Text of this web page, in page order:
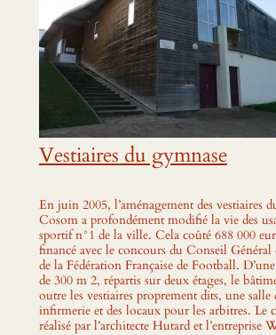
Vestiaires du gymnase
En juin 2005, l’aménagement des vestiaires
Cosom a profondément modifié la vie des
sportif n°1 de la ville. Cela coûté 688 000
financé avec le concours du Conseil Général
de la Fédération Française de Football.
de 300 m 2, répartis sur deux étages, le
outre les vestiaires proprement dits, une
infirmerie et des locaux pour les arbitres. Le
réalisé par l’architecte Hutard et l’entreprise